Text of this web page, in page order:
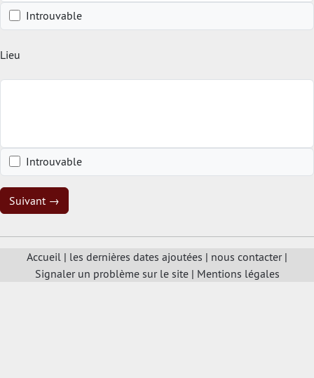
Introuvable
Lieu
Introuvable
Suivant →
Accueil | les dernières dates ajoutées | nous contacter|
Signaler un problème sur le site| Mentions légales